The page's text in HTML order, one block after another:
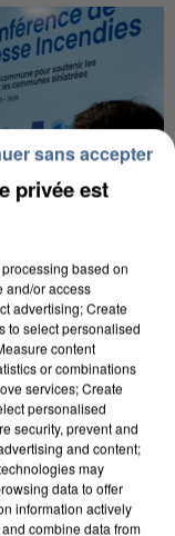
UN ÉLAN
privée est
based on
and/or access
advertising; Create
to select personalised
content
or combinations
services; Create
personalised
security, prevent and
and content;
may
data to offer
information actively
combine data from
sans accepter